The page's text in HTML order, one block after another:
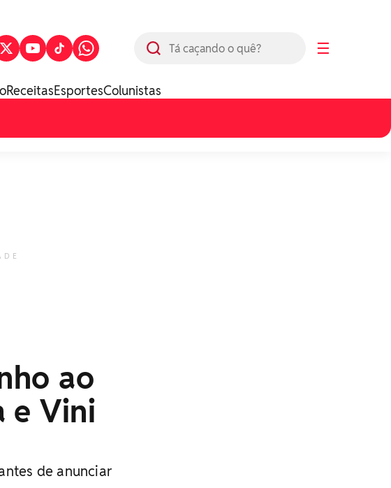
☰
ReceitasEsportesColunistas
ao
e Vini
de anunciar